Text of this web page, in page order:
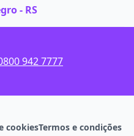
- RS
942 7777
cookiesTermos e condições